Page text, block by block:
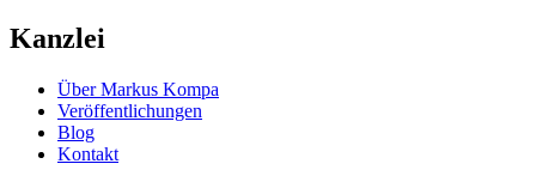
Kanzlei
Über Markus Kompa
Veröffentlichungen
Blog
Kontakt